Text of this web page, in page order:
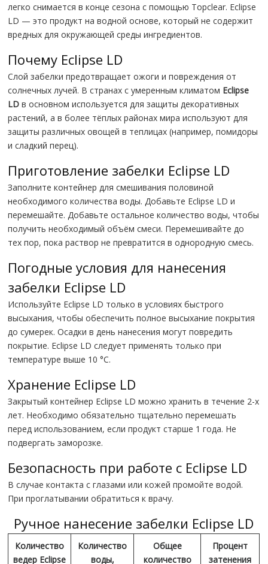
легко снимается в конце сезона с помощью Topclear. Eclipse
LD — это продукт на водной основе, который не содержит
вредных для окружающей среды ингредиентов.
Почему Eclipse LD
Слой забелки предотвращает ожоги и повреждения от
солнечных лучей. В странах с умеренным климатом Eclipse
LD в основном используется для защиты декоративных
растений, а в более тёплых районах мира используют для
защиты различных овощей в теплицах (например, помидоры
и сладкий перец).
Приготовление забелки Eclipse LD
Заполните контейнер для смешивания половиной
необходимого количества воды. Добавьте Eclipse LD и
перемешайте. Добавьте остальное количество воды, чтобы
получить необходимый объём смеси. Перемешивайте до
тех пор, пока раствор не превратится в однородную смесь.
Погодные условия для нанесения
забелки Eclipse LD
Используйте Eclipse LD только в условиях быстрого
высыхания, чтобы обеспечить полное высыхание покрытия
до сумерек. Осадки в день нанесения могут повредить
покрытие. Eclipse LD следует применять только при
температуре выше 10 °C.
Хранение Eclipse LD
Закрытый контейнер Eclipse LD можно хранить в течение 2-х
лет. Необходимо обязательно тщательно перемешать
перед использованием, если продукт старше 1 года. Не
подвергать заморозке.
Безопасность при работе с Eclipse LD
В случае контакта с глазами или кожей промойте водой.
При проглатывании обратиться к врачу.
Ручное нанесение забелки Eclipse LD
Количество
ведер Eclipse
Количество
воды,
Общее
количество
Процент
затенения